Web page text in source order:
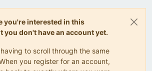
you're interested in this
you don't have an account yet.
to scroll through the same
you register for an account,